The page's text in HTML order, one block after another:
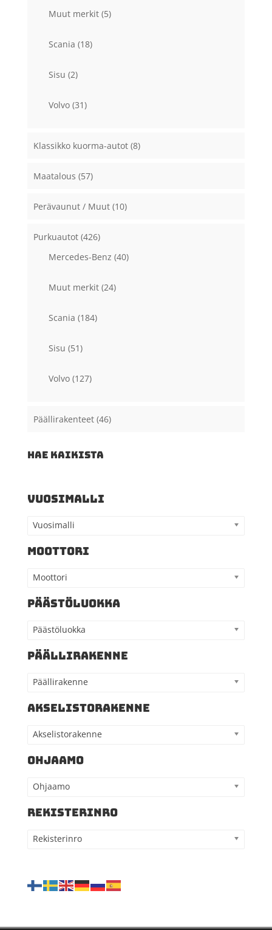
Muut merkit (5)
Scania (18)
Sisu (2)
Volvo (31)
Klassikko kuorma-autot (8)
Maatalous (57)
Perävaunut / Muut (10)
Purkuautot (426)
Mercedes-Benz (40)
Muut merkit (24)
Scania (184)
Sisu (51)
Volvo (127)
Päällirakenteet (46)
HAE KAIKISTA
VUOSIMALLI
Vuosimalli
MOOTTORI
Moottori
PÄÄSTÖLUOKKA
Päästöluokka
PÄÄLLIRAKENNE
Päällirakenne
AKSELISTORAKENNE
Akselistorakenne
OHJAAMO
Ohjaamo
REKISTERINRO
Rekisterinro